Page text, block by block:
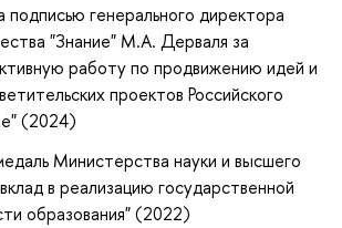
подписью генерального директора
"Знание" М.А. Дерваля за
работу по продвижению идей и
проектов Российского
(2024)
Министерства науки и высшего
в реализацию государственной
образования" (2022)